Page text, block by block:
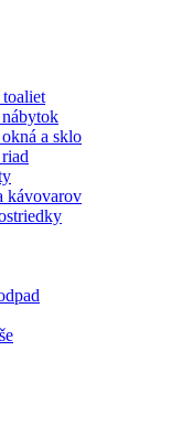
a sklo
kávovarov